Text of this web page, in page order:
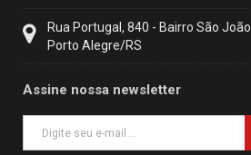
Rua Portugal, 840 - Bairro São João
Porto Alegre/RS
Assine nossa newsletter